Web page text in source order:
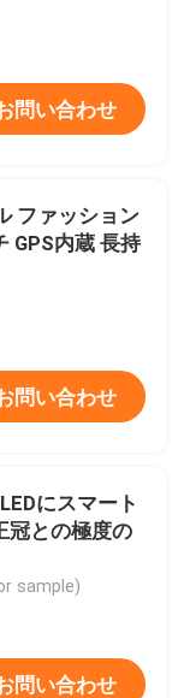
問い合わせ
ファッション
GPS内蔵 長持
問い合わせ
にスマート
冠との極度の
sample)
問い合わせ